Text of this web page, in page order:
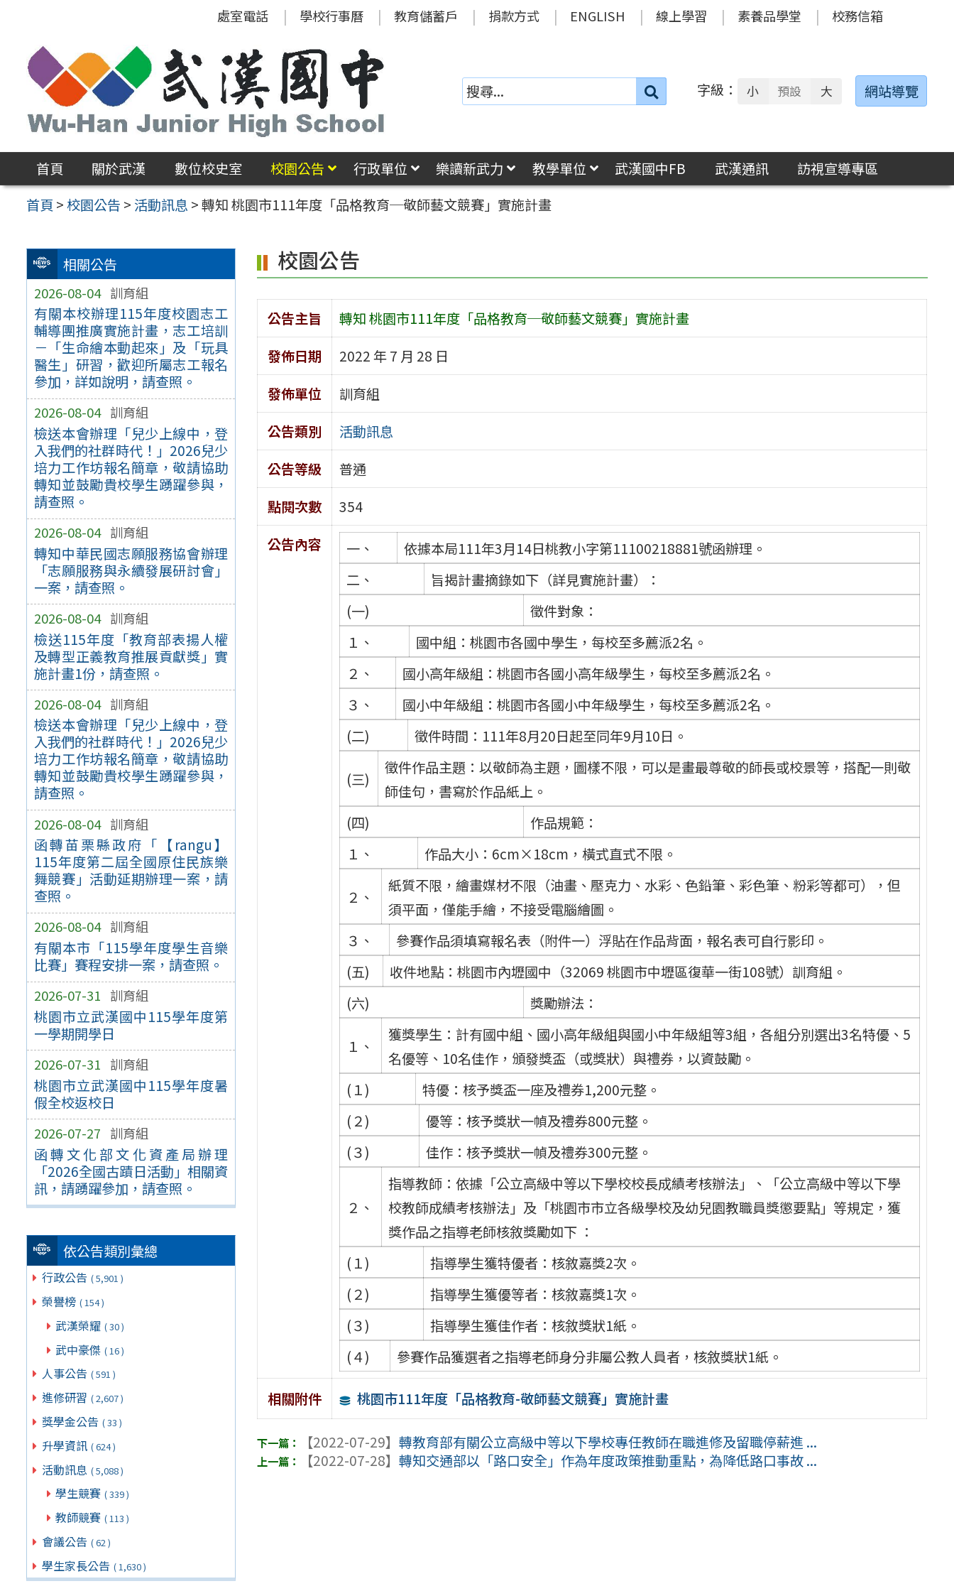
區
處室電話 學校行事曆 教育儲蓄戶 捐款方式 ENGLISH 線上學習 素養品學堂 校務信箱
搜
字級： 小 預設 大 網站導覽
首頁 關於武漢 數位校史室 校園公告 行政單位 樂讀新武力 教學單位 武漢國中FB 武漢通訊
訪視宣導專區
首頁 >校園公告 > 活動訊息 >轉知 桃園市111年度「品格教育─敬師藝文競賽」實施計畫
相關公告
2026-08-04 訓育組
有關本校辦理115年度校園志工
輔導團推廣實施計畫，志工培訓
－「生命繪本動起來」及「玩具
醫生」研習，歡迎所屬志工報名
參加，詳如說明，請查照。
2026-08-04 訓育組
檢送本會辦理「兒少上線中，登
入我們的社群時代！」2026兒少
培力工作坊報名簡章，敬請協助
轉知並鼓勵貴校學生踴躍參與，
請查照。
2026-08-04 訓育組
轉知中華民國志願服務協會辦理
「志願服務與永續發展研討會」
一案，請查照。
2026-08-04 訓育組
檢送115年度「教育部表揚人權
及轉型正義教育推展貢獻獎」實
施計畫1份，請查照。
2026-08-04 訓育組
檢送本會辦理「兒少上線中，登
入我們的社群時代！」2026兒少
培力工作坊報名簡章，敬請協助
轉知並鼓勵貴校學生踴躍參與，
請查照。
2026-08-04 訓育組
函轉苗栗縣政府「【rangu】
115年度第二屆全國原住民族樂
舞競賽」活動延期辦理一案，請
查照。
2026-08-04 訓育組
有關本市「115學年度學生音樂
比賽」賽程安排一案，請查照。
2026-07-31 訓育組
桃園市立武漢國中115學年度第
一學期開學日
2026-07-31 訓育組
桃園市立武漢國中115學年度暑
假全校返校日
2026-07-27 訓育組
函轉文化部文化資產局辦理
「2026全國古蹟日活動」相關資
訊，請踴躍參加，請查照。
依公告類別彙總
行政公告 ( 5,901 )
榮譽榜 ( 154 )
武漢榮耀 ( 30 )
武中豪傑 ( 16 )
人事公告 ( 591 )
進修研習 ( 2,607 )
獎學金公告 ( 33 )
升學資訊 ( 624 )
活動訊息 ( 5,088 )
學生競賽 ( 339 )
教師競賽 ( 113 )
會議公告 ( 62 )
學生家長公告 ( 1,630 )
校園公告
公告主旨
轉知 桃園市111年度「品格教育─敬師藝文競賽」實施計畫
發佈日期
2022 年 7 月 28 日
發佈單位
訓育組
公告類別
活動訊息
公告等級
普通
點閱次數
354
公告內容
一、
依據本局111年3月14日桃教小字第11100218881號函辦理。
二、
旨揭計畫摘錄如下（詳見實施計畫）：
(一)
徵件對象：
１、
國中組：桃園市各國中學生，每校至多薦派2名。
２、
國小高年級組：桃園市各國小高年級學生，每校至多薦派2名。
３、
國小中年級組：桃園市各國小中年級學生，每校至多薦派2名。
(二)
徵件時間：111年8月20日起至同年9月10日。
(三)
徵件作品主題：以敬師為主題，圖樣不限，可以是畫最尊敬的師長或校景等，搭配一則敬
師佳句，書寫於作品紙上。
(四)
作品規範：
１、
作品大小：6cm×18cm，橫式直式不限。
２、
紙質不限，繪畫媒材不限（油畫、壓克力、水彩、色鉛筆、彩色筆、粉彩等都可），但
須平面，僅能手繪，不接受電腦繪圖。
３、
參賽作品須填寫報名表（附件一）浮貼在作品背面，報名表可自行影印。
(五)
收件地點：桃園市內壢國中（32069 桃園市中壢區復華一街108號）訓育組。
(六)
獎勵辦法：
１、
獲獎學生：計有國中組、國小高年級組與國小中年級組等3組，各組分別選出3名特優、5
名優等、10名佳作，頒發獎盃（或獎狀）與禮券，以資鼓勵。
(１)
特優：核予獎盃一座及禮券1,200元整。
(２)
優等：核予獎狀一幀及禮券800元整。
(３)
佳作：核予獎狀一幀及禮券300元整。
２、
指導教師：依據「公立高級中等以下學校校長成績考核辦法」、「公立高級中等以下學
校教師成績考核辦法」及「桃園市市立各級學校及幼兒園教職員獎懲要點」等規定，獲
獎作品之指導老師核敘獎勵如下 ：
(１)
指導學生獲特優者：核敘嘉獎2次。
(２)
指導學生獲優等者：核敘嘉獎1次。
(３)
指導學生獲佳作者：核敘獎狀1紙。
(４)
參賽作品獲選者之指導老師身分非屬公教人員者，核敘獎狀1紙。
相關附件 桃園市111年度「品格教育-敬師藝文競賽」實施計畫
【2022-07-29】轉教育部有關公立高級中等以下學校專任教師在職進修及留職停薪進 ...
【2022-07-28】轉知交通部以「路口安全」作為年度政策推動重點，為降低路口事故 ...